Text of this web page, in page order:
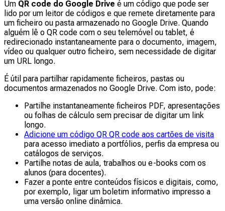
Um QR code do Google Drive é um código que pode ser
lido por um leitor de códigos e que remete diretamente para
um ficheiro ou pasta armazenado no Google Drive. Quando
alguém lê o QR code com o seu telemóvel ou tablet, é
redirecionado instantaneamente para o documento, imagem,
vídeo ou qualquer outro ficheiro, sem necessidade de digitar
um URL longo.
É útil para partilhar rapidamente ficheiros, pastas ou
documentos armazenados no Google Drive. Com isto, pode:
Partilhe instantaneamente ficheiros PDF, apresentações
ou folhas de cálculo sem precisar de digitar um link
longo.
Adicione um código QR QR code aos cartões de visita
para acesso imediato a portfólios, perfis da empresa ou
catálogos de serviços.
Partilhe notas de aula, trabalhos ou e-books com os
alunos (para docentes).
Fazer a ponte entre conteúdos físicos e digitais, como,
por exemplo, ligar um boletim informativo impresso a
uma versão online dinâmica.